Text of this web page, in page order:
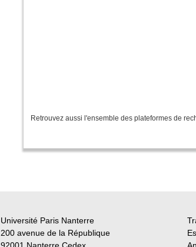
Retrouvez aussi l'ensemble des plateformes de
Université Paris Nanterre
200 avenue de la République
92001 Nanterre Cedex